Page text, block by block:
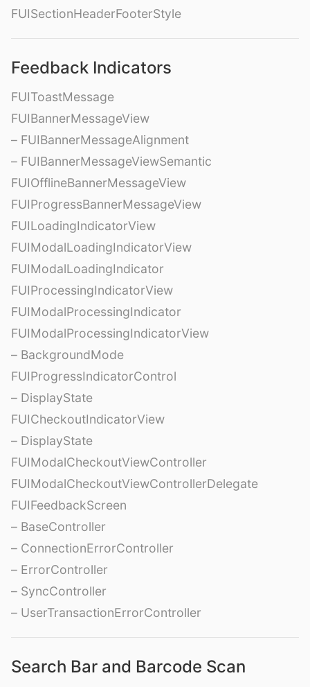
FUISectionHeaderFooterStyle
Feedback Indicators
FUIToastMessage
FUIBannerMessageView
– FUIBannerMessageAlignment
– FUIBannerMessageViewSemantic
FUIOfflineBannerMessageView
FUIProgressBannerMessageView
FUILoadingIndicatorView
FUIModalLoadingIndicatorView
FUIModalLoadingIndicator
FUIProcessingIndicatorView
FUIModalProcessingIndicator
FUIModalProcessingIndicatorView
– BackgroundMode
FUIProgressIndicatorControl
– DisplayState
FUICheckoutIndicatorView
– DisplayState
FUIModalCheckoutViewController
FUIModalCheckoutViewControllerDelegate
FUIFeedbackScreen
– BaseController
– ConnectionErrorController
– ErrorController
– SyncController
– UserTransactionErrorController
Search Bar and Barcode Scan